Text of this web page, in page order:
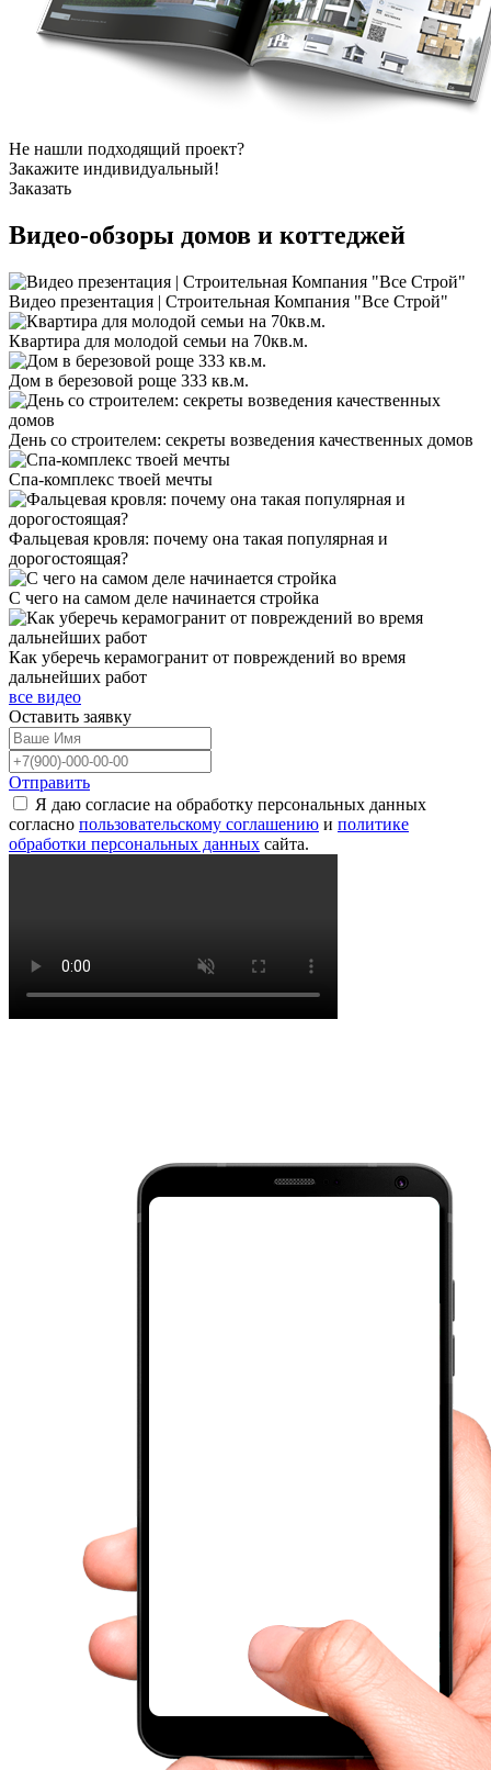
Не нашли подходящий проект?
Закажите индивидуальный!
Заказать
Видео-обзоры домов и коттеджей
Видео презентация | Строительная Компания "Все Строй"
Квартира для молодой семьи на 70кв.м.
Дом в березовой роще 333 кв.м.
День со строителем: секреты возведения качественных домов
Спа-комплекс твоей мечты
Фальцевая кровля: почему она такая популярная и
дорогостоящая?
С чего на самом деле начинается стройка
Как уберечь керамогранит от повреждений во время
дальнейших работ
все видео
Оставить заявку
Отправить
Я даю согласие на обработку персональных данных
согласно пользовательскому соглашению и политике
обработки персональных данных сайта.